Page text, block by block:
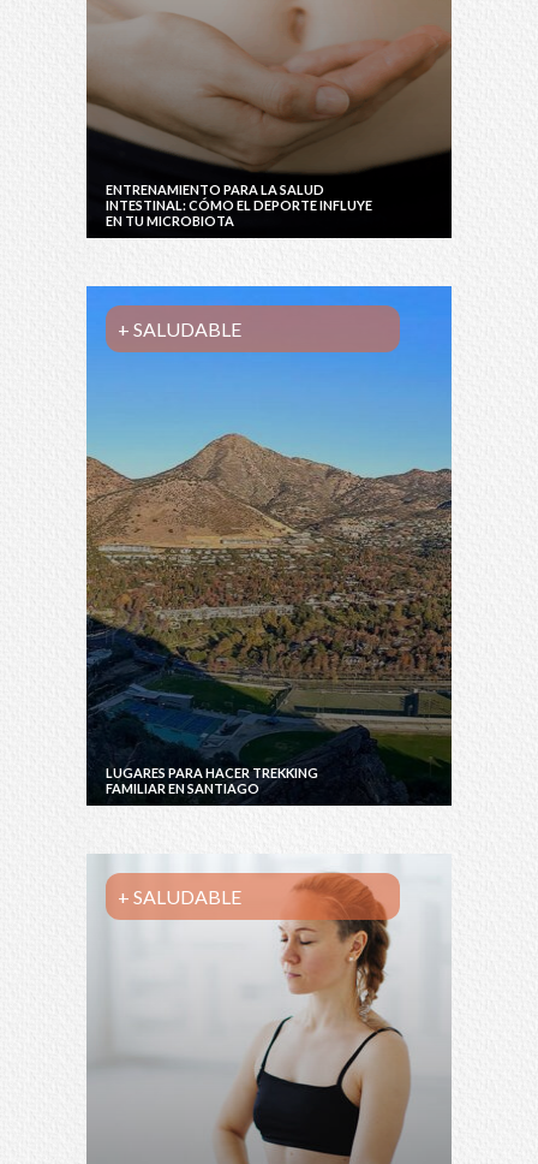
ENTRENAMIENTO PARA LA SALUD
INTESTINAL: CÓMO EL DEPORTE INFLUYE
EN TU MICROBIOTA
+ SALUDABLE
LUGARES PARA HACER TREKKING
FAMILIAR EN SANTIAGO
+ SALUDABLE